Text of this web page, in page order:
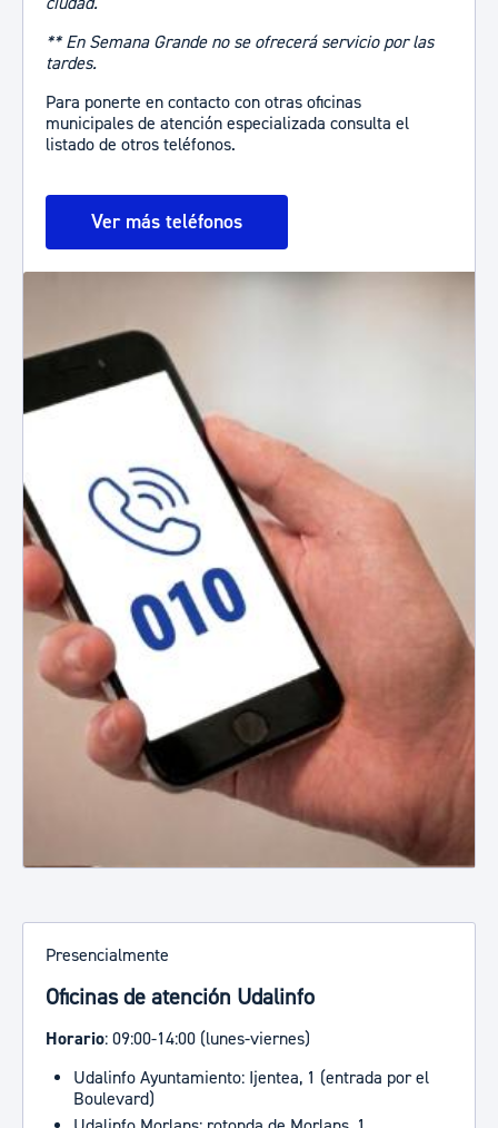
** En Semana Grande no se ofrecerá servicio por las
tardes.
Para ponerte en contacto con otras oficinas
municipales de atención especializada consulta el
listado de otros teléfonos.
Ver más teléfonos
Presencialmente
Oficinas de atención Udalinfo
Horario: 09:00-14:00 (lunes-viernes)
Udalinfo Ayuntamiento: Ijentea, 1 (entrada por el
Boulevard)